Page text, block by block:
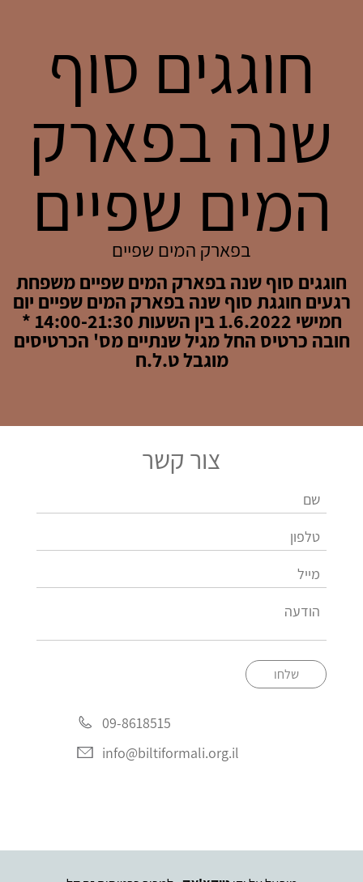
חוגגים סוף
שנה בפארק
המים שפיים
בפארק המים שפיים
חוגגים סוף שנה בפארק המים שפיים משפחת
רגעים חוגגת סוף שנה בפארק המים שפיים יום
חמישי 1.6.2022 בין השעות 14:00-21:30 *
חובה כרטיס החל מגיל שנתיים מס' הכרטיסים
מוגבל ט.ל.ח
צור קשר
שלחו
09-8618515
info@biltiformali.org.il